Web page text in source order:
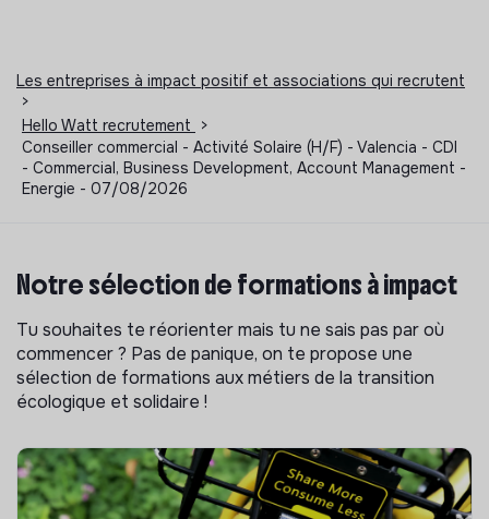
Les entreprises à impact positif et associations qui recrutent
>
Hello Watt recrutement
>
Conseiller commercial - Activité Solaire (H/F) - Valencia - CDI
- Commercial, Business Development, Account Management -
Energie - 07/08/2026
Notre sélection de formations à impact
Tu souhaites te réorienter mais tu ne sais pas par où
commencer ? Pas de panique, on te propose une
sélection de formations aux métiers de la transition
écologique et solidaire !